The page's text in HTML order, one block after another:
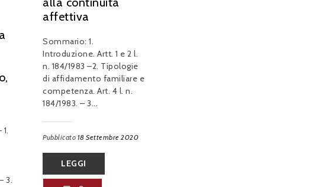
3.
affettiva
Sommario: 1.
Introduzione. Artt. 1 e 2 l.
n. 184/1983 –2. Tipologie
di affidamento familiare e
competenza. Art. 4 l. n.
184/1983. – 3...
Pubblicato 18 Settembre 2020
LEGGI